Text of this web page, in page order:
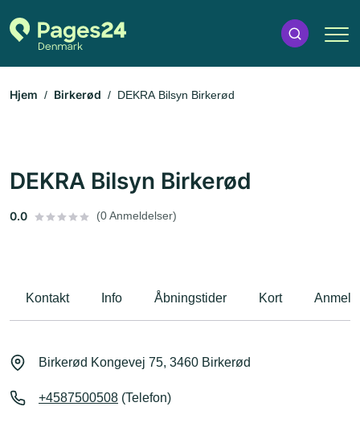
Hjem Birkerød DEKRA Bilsyn Birkerød
DEKRA Bilsyn Birkerød
0.0 (0 Anmeldelser)
Kontakt Info Åbningstider Kort
Birkerød Kongevej 75, 3460 Birkerød
+4587500508 (Telefon)